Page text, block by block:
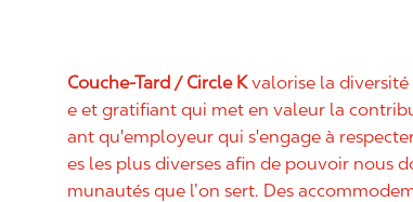
Couche-Tard / Circle Kvalorise la diversité
e et gratifiant qui met en valeur la
ant qu'employeur qui s'engage à
es les plus diverses afin de pouvoir nous
munautés que l’on sert. Des